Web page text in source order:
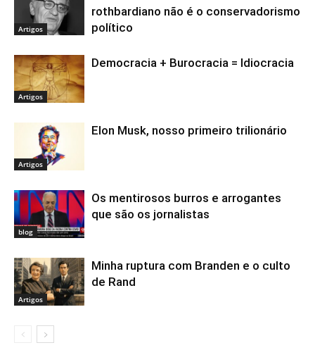
Artigos
rothbardiano não é o conservadorismo
político
Artigos
Democracia + Burocracia = Idiocracia
Artigos
Elon Musk, nosso primeiro trilionário
blog
Os mentirosos burros e arrogantes
que são os jornalistas
Artigos
Minha ruptura com Branden e o culto
de Rand